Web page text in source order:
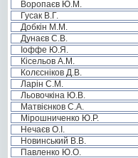
Воропаєв Ю.М.
Гусак В.Г.
Добкін М.М.
Дунаєв С.В.
Іоффе Ю.Я.
Кісельов А.М.
Колєсніков Д.В.
Ларін С.М.
Льовочкіна Ю.В.
Матвієнков С.А.
Мірошниченко Ю.Р.
Нечаєв О.І.
Новинський В.В.
Павленко Ю.О.